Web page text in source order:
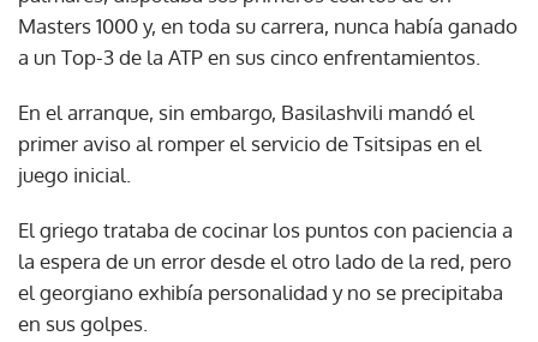
Masters 1000 y, en toda su carrera, nunca había ganado
a un Top-3 de la ATP en sus cinco enfrentamientos.
En el arranque, sin embargo, Basilashvili mandó el
primer aviso al romper el servicio de Tsitsipas en el
juego inicial.
El griego trataba de cocinar los puntos con paciencia a
la espera de un error desde el otro lado de la red, pero
el georgiano exhibía personalidad y no se precipitaba
en sus golpes.